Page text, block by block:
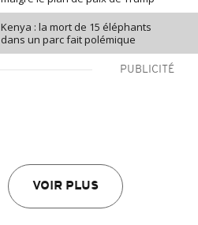
Kenya : la mort de 15 éléphants
dans un parc fait polémique
PUBLICITÉ
VOIR PLUS